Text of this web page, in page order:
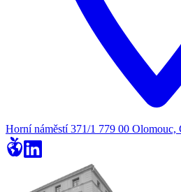
Horní náměstí 371/1 779 00 Olomouc,